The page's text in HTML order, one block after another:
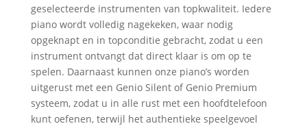
geselecteerde instrumenten van topkwaliteit. Iedere
piano wordt volledig nagekeken, waar nodig
opgeknapt en in topconditie gebracht, zodat u een
instrument ontvangt dat direct klaar is om op te
spelen. Daarnaast kunnen onze piano’s worden
uitgerust met een Genio Silent of Genio Premium
systeem, zodat u in alle rust met een hoofdtelefoon
kunt oefenen, terwijl het authentieke speelgevoel